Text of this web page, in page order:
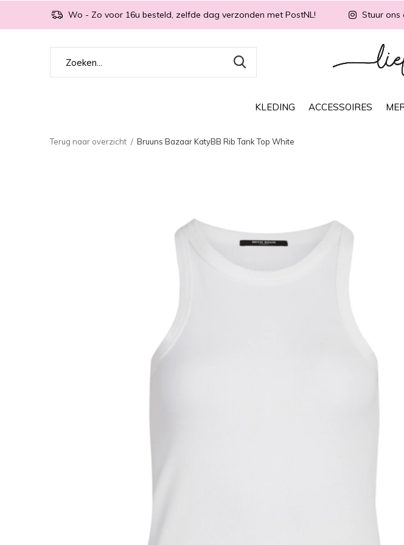
KLEDING ACCESSOIRES
Wo - Zo voor 16u besteld, zelfde dag verzonden met PostNL! Stuur ons
Terug naar overzicht Bruuns Bazaar KatyBB Rib Tank Top White